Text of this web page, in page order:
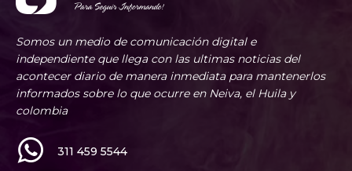
Somos un medio de comunicación digital e
independiente que llega con las ultimas noticias del
acontecer diario de manera inmediata para mantenerlos
informados sobre lo que ocurre en Neiva, el Huila y
colombia
311 459 5544